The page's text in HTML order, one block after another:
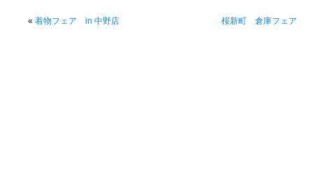
« 着物フェア in 中野店 桜新町 倉庫フェア 6